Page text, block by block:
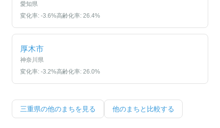
愛知県
変化率: -3.6%高齢化率: 26.4%
厚木市
神奈川県
変化率: -3.2%高齢化率: 26.0%
三重県の他のまちを見る 他のまちと比較する